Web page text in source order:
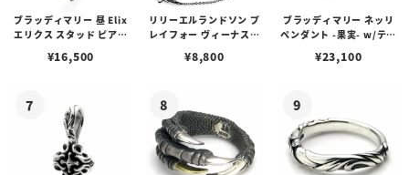
ブラッディマリー 昼 Elix
エリクス スタッド ピアス
¥16,500
リリーエルランドソン プ
レイフォー ヴィーナスチ
¥8,800
ブラッディマリー ネッリ
ペンダント -果実- w/ティ
¥23,100